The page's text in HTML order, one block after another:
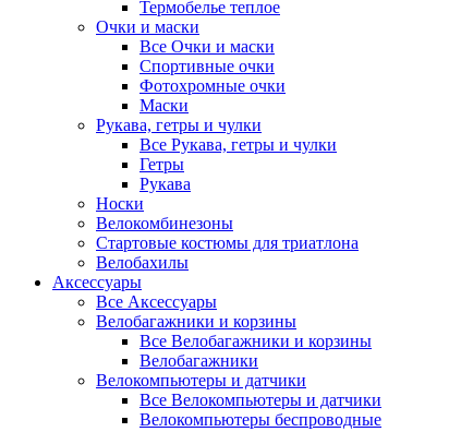
Термобелье теплое
Очки и маски
Все Очки и маски
Спортивные очки
Фотохромные очки
Маски
Рукава, гетры и чулки
Все Рукава, гетры и чулки
Гетры
Рукава
Носки
Велокомбинезоны
Стартовые костюмы для триатлона
Велобахилы
Аксессуары
Все Аксессуары
Велобагажники и корзины
Все Велобагажники и корзины
Велобагажники
Велокомпьютеры и датчики
Все Велокомпьютеры и датчики
Велокомпьютеры беспроводные